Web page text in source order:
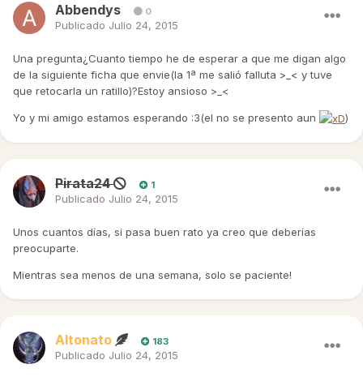
Abbendys 0
Publicado Julio 24, 2015
Una pregunta¿Cuanto tiempo he de esperar a que me digan algo
de la siguiente ficha que envie(la 1ª me salió falluta >_< y tuve
que retocarla un ratillo)?Estoy ansioso >_<
Yo y mi amigo estamos esperando :3(el no se presento aun )
Pirata24 1
Publicado Julio 24, 2015
Unos cuantos días, si pasa buen rato ya creo que deberías
preocuparte.
Mientras sea menos de una semana, solo se paciente!
Altonato 183
Publicado Julio 24, 2015